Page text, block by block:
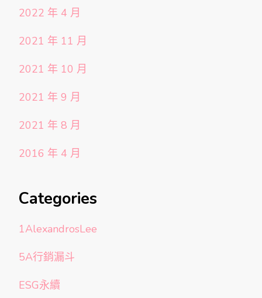
2022 年 4 月
2021 年 11 月
2021 年 10 月
2021 年 9 月
2021 年 8 月
2016 年 4 月
Categories
1AlexandrosLee
5A行銷漏斗
ESG永續